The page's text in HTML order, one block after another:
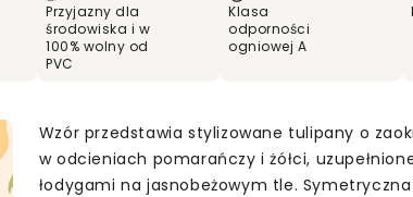
Przyjazny dla
środowiska i w
100% wolny od
PVC
Klasa
odporności
ogniowej A
Wzór przedstawia stylizowane tulipany o
w odcieniach pomarańczy i żółci,
łodygami na jasnobeżowym tle.